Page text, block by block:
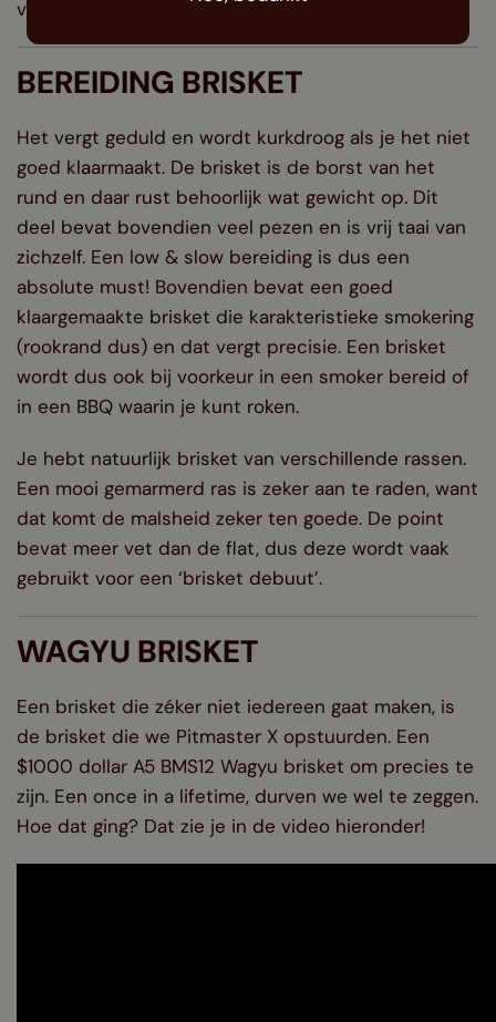
voor brisket. Mooie ontwikkelingen dus!
BEREIDING BRISKET
Het vergt geduld en wordt kurkdroog als je het niet
goed klaarmaakt. De brisket is de borst van het
rund en daar rust behoorlijk wat gewicht op. Dit
deel bevat bovendien veel pezen en is vrij taai van
zichzelf. Een low & slow bereiding is dus een
absolute must! Bovendien bevat een goed
klaargemaakte brisket die karakteristieke smokering
(rookrand dus) en dat vergt precisie. Een brisket
wordt dus ook bij voorkeur in een smoker bereid of
in een BBQ waarin je kunt roken.
Je hebt natuurlijk brisket van verschillende rassen.
Een mooi gemarmerd ras is zeker aan te raden, want
dat komt de malsheid zeker ten goede. De point
bevat meer vet dan de flat, dus deze wordt vaak
gebruikt voor een ‘brisket debuut’.
WAGYU BRISKET
Een brisket die zéker niet iedereen gaat maken, is
de brisket die we Pitmaster X opstuurden. Een
$1000 dollar A5 BMS12 Wagyu brisket om precies te
zijn. Een once in a lifetime, durven we wel te zeggen.
Hoe dat ging? Dat zie je in de video hieronder!